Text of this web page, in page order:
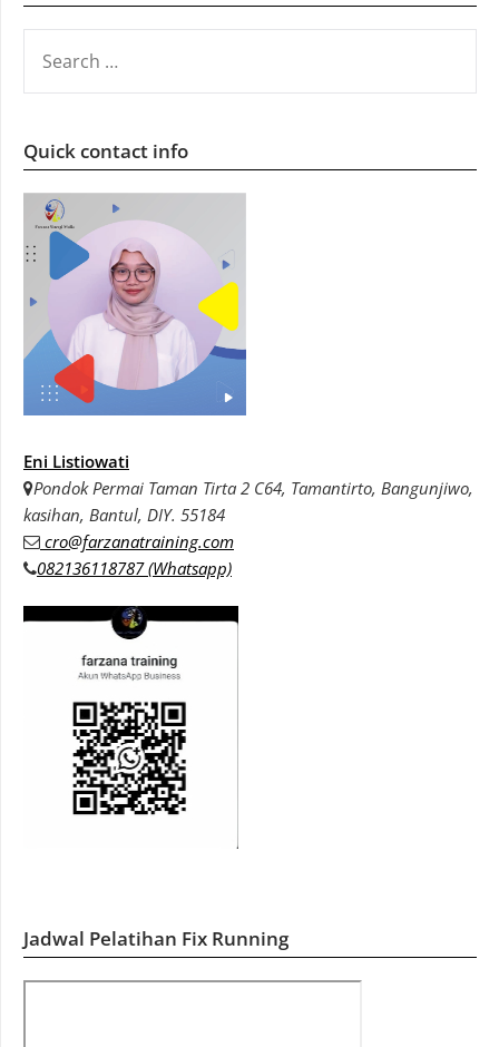
FOR:
Quick contact info
Eni Listiowati
Pondok Permai Taman Tirta 2 C64, Tamantirto, Bangunjiwo,
kasihan, Bantul, DIY. 55184
cro@farzanatraining.com
082136118787 (Whatsapp)
Jadwal Pelatihan Fix Running